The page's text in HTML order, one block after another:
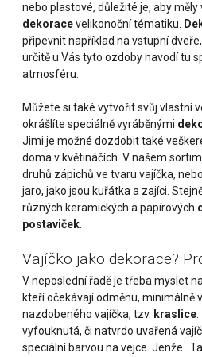
nebo plastové, důležité je, aby měly
dekoracevelikonoční tématiku.
připevnit například na vstupní
určitě u Vás tyto ozdoby navodí tu
atmosféru.
Můžete si také vytvořit svůj vlastní
okrášlíte speciálně vyráběnými
Jimi je možné dozdobit také
doma v květináčích. V našem
druhů zápichů ve tvaru vajíčka,
jaro, jako jsou kuřátka a zajíci.
různých keramických a papírových
postaviček.
Vajíčko jako dekorace?
V neposlední řadě je třeba myslet
kteří očekávají odměnu, minimálně
nazdobeného vajíčka, tzv. kraslice
vyfouknutá, či natvrdo uvařená
speciální barvou na vejce.